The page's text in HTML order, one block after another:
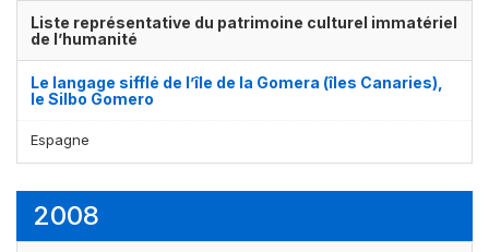
Liste représentative du patrimoine culturel immatériel
de l’humanité
Le langage sifflé de l’île de la Gomera (îles Canaries),
le Silbo Gomero
Espagne
2008